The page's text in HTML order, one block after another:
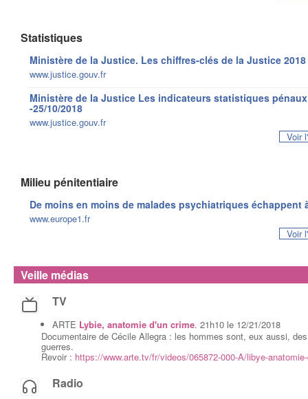
Statistiques
Ministère de la Justice. Les chiffres-clés de la Justice 2018
www.justice.gouv.fr
Ministère de la Justice Les indicateurs statistiques
-25/10/2018
www.justice.gouv.fr
Voir
Milieu pénitentiaire
De moins en moins de malades psychiatriques échappent
www.europe1.fr
Voir
Veille médias
TV
ARTE Lybie, anatomie d'un crime. 21h10 le 12/21/2018
Documentaire de Cécile Allegra : les hommes sont, eux aussi,
guerres.
Revoir : https://www.arte.tv/fr/videos/065872-000-A/libye-
Radio